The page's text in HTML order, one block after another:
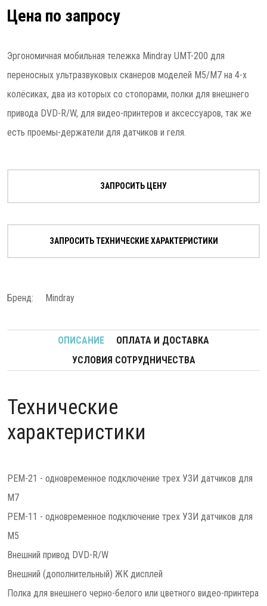
Цена по запросу
Эргономичная мобильная тележка Mindray UMT-200 для
переносных ультразвуковых сканеров моделей M5/M7 на 4-х
колёсиках, два из которых со стопорами, полки для внешнего
привода DVD-R/W, для видео-принтеров и аксессуаров, так же
есть проемы-держатели для датчиков и геля.
ЗАПРОСИТЬ ЦЕНУ
ЗАПРОСИТЬ ТЕХНИЧЕСКИЕ ХАРАКТЕРИСТИКИ
Бренд: Mindray
ОПИСАНИЕ
ОПЛАТА И ДОСТАВКА
УСЛОВИЯ СОТРУДНИЧЕСТВА
Технические
характеристики
PEM-21 - одновременное подключение трех УЗИ датчиков для
M7
PEM-11 - одновременное подключение трех УЗИ датчиков для
M5
Внешний привод DVD-R/W
Внешний (дополнительный) ЖК дисплей
Полка для внешнего черно-белого или цветного видео-принтера